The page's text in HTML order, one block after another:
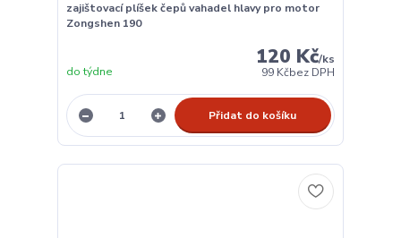
zajištovací plíšek čepů vahadel hlavy pro motor
Zongshen 190
120 Kč/ks
99 Kčbez DPH
do týdne
Přidat do košíku